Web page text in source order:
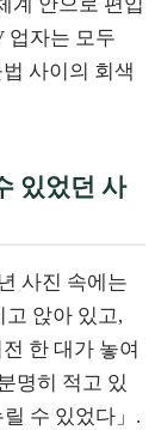
업자는 모두
사이의 회색
있었던 사
사진 속에는
고 앉아 있고,
한 대가 놓여
명히 적고 있
수 있었다」.